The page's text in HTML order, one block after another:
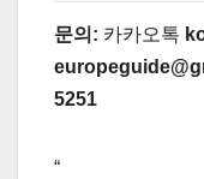
문의: 카카오톡
5251
“